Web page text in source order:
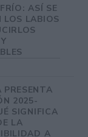
ASÍ SE
LOS LABIOS
PRESENTA
2025-
SIGNIFICA
LA
A